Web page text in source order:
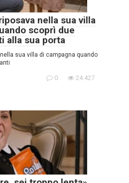
nella sua villa
scoprì due
alla sua porta
sua villa di campagna quando
0 24.427